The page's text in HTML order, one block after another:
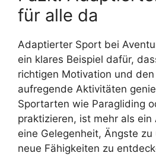
für alle da
Adaptierter Sport bei
ein klares Beispiel dafür,
richtigen Motivation und
aufregende Aktivitäten
Sportarten wie Paragliding
praktizieren, ist mehr als
eine Gelegenheit, Ängste
neue Fähigkeiten zu